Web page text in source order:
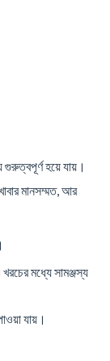
গুরুত্বপূর্ণ হয়ে যায়।
মানসম্মত, আর
খরচের মধ্যে সামঞ্জস্য
যায়।